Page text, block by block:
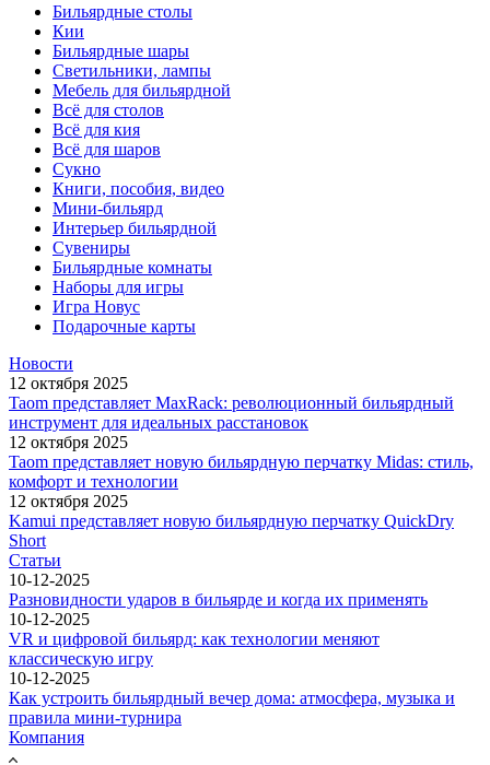
Бильярдные столы
Кии
Бильярдные шары
Светильники, лампы
Мебель для бильярдной
Всё для столов
Всё для кия
Всё для шаров
Сукно
Книги, пособия, видео
Мини-бильярд
Интерьер бильярдной
Сувениры
Бильярдные комнаты
Наборы для игры
Игра Новус
Подарочные карты
Новости
12 октября 2025
Taom представляет MaxRack: революционный бильярдный
инструмент для идеальных расстановок
12 октября 2025
Taom представляет новую бильярдную перчатку Midas: стиль,
комфорт и технологии
12 октября 2025
Kamui представляет новую бильярдную перчатку QuickDry
Short
Статьи
10-12-2025
Разновидности ударов в бильярде и когда их применять
10-12-2025
VR и цифровой бильярд: как технологии меняют
классическую игру
10-12-2025
Как устроить бильярдный вечер дома: атмосфера, музыка и
правила мини-турнира
Компания